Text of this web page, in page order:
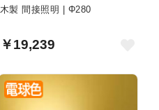
木製 間接照明 | Φ280
￥19,239